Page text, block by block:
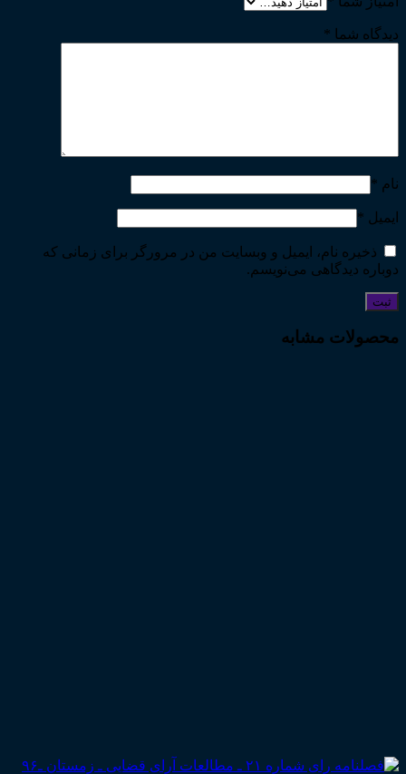
دیدگاه شما *
نام *
ایمیل *
ذخیره نام، ایمیل و وبسایت من در مرورگر برای زمانی که
دوباره دیدگاهی می‌نویسم.
محصولات مشابه